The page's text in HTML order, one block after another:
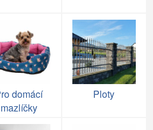
domácí
mazlíčky
Ploty